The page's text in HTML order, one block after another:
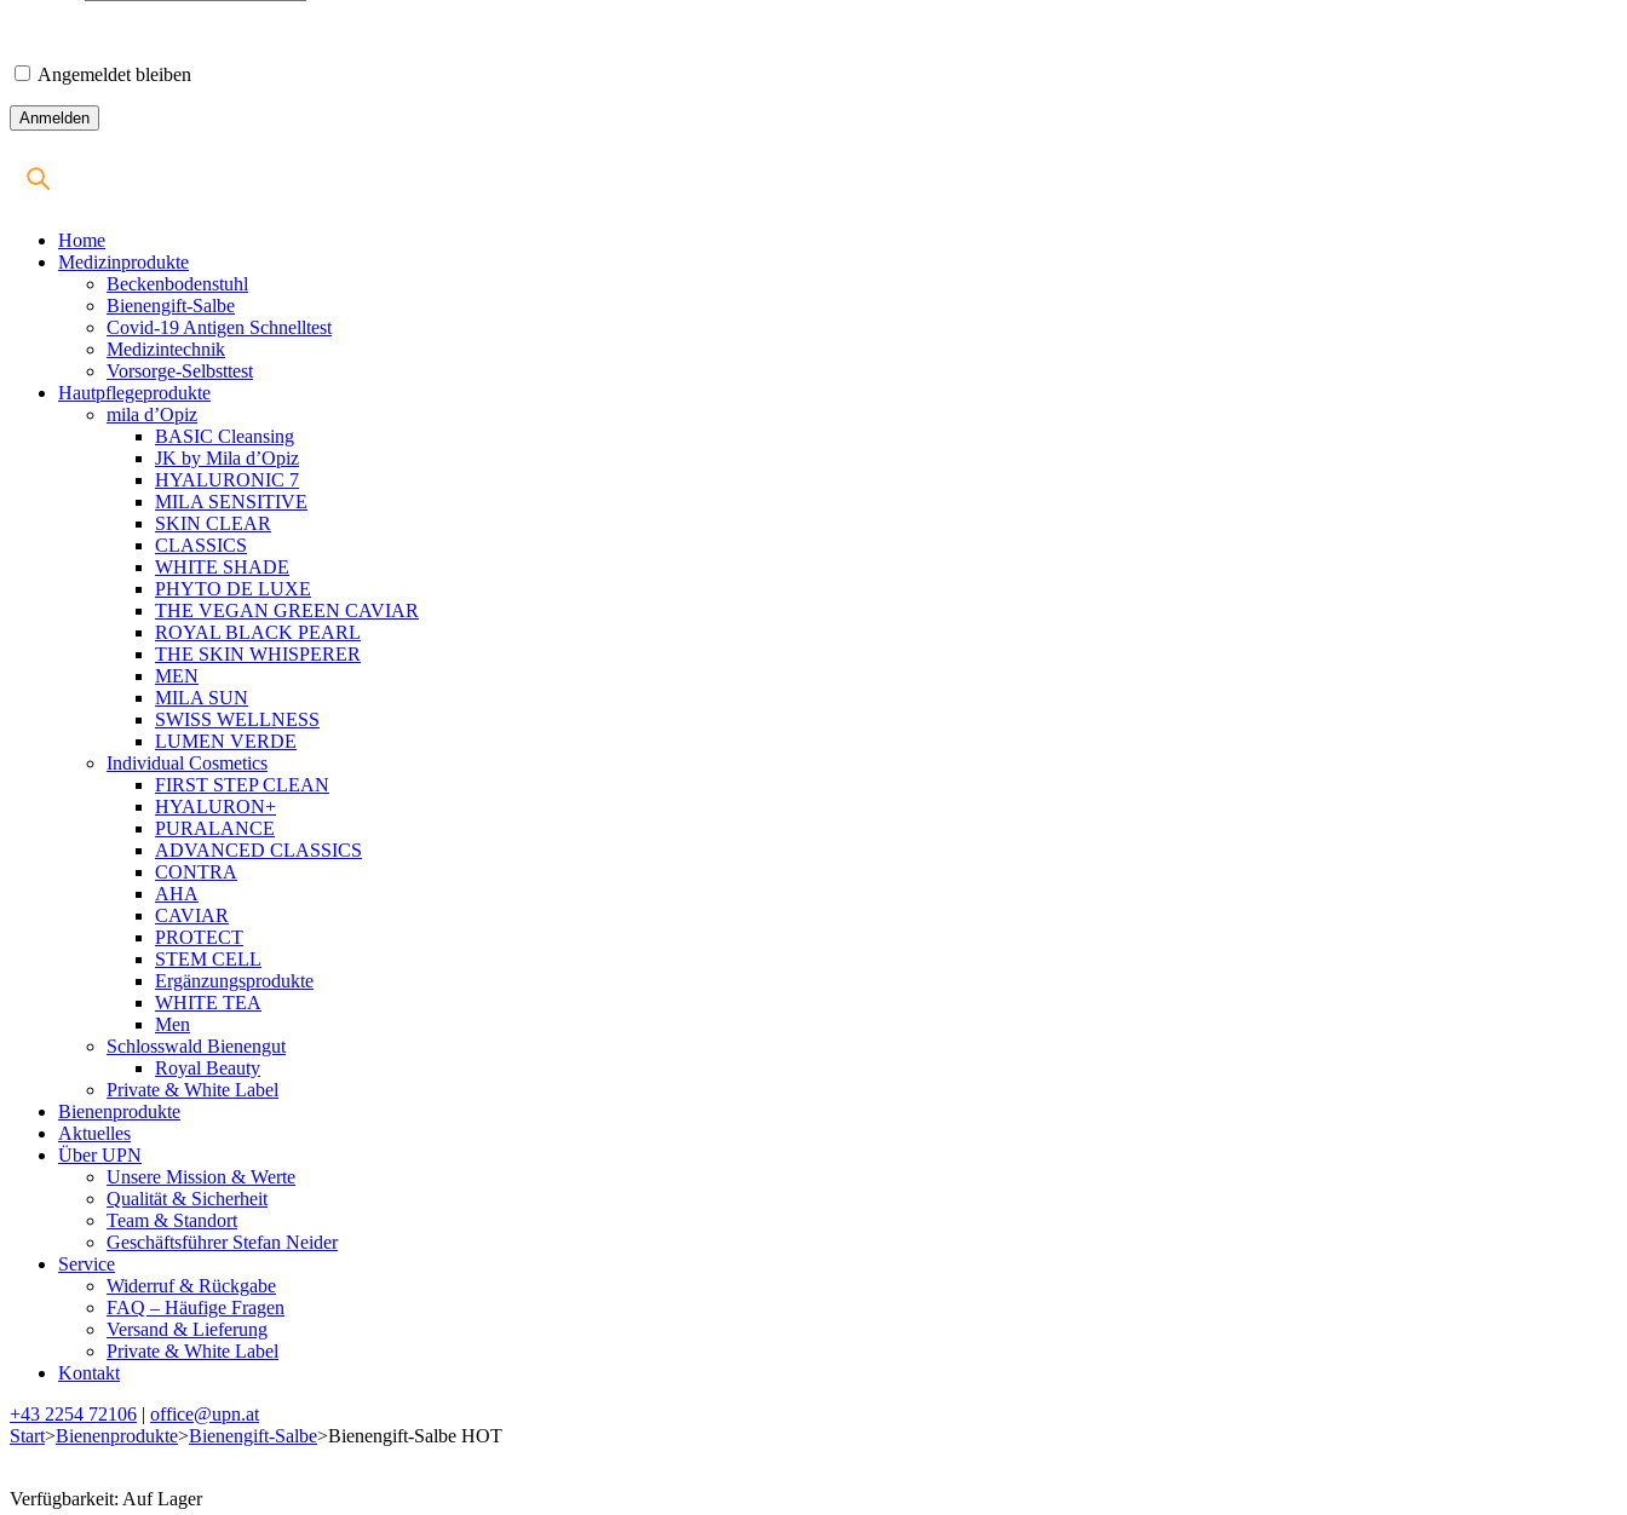
Angemeldet bleiben
Home
Medizinprodukte
Beckenbodenstuhl
Bienengift-Salbe
Covid-19 Antigen Schnelltest
Medizintechnik
Vorsorge-Selbsttest
Hautpflegeprodukte
mila d’Opiz
BASIC Cleansing
JK by Mila d’Opiz
HYALURONIC 7
MILA SENSITIVE
SKIN CLEAR
CLASSICS
WHITE SHADE
PHYTO DE LUXE
THE VEGAN GREEN CAVIAR
ROYAL BLACK PEARL
THE SKIN WHISPERER
MEN
MILA SUN
SWISS WELLNESS
LUMEN VERDE
Individual Cosmetics
FIRST STEP CLEAN
HYALURON+
PURALANCE
ADVANCED CLASSICS
CONTRA
AHA
CAVIAR
PROTECT
STEM CELL
Ergänzungsprodukte
WHITE TEA
Men
Schlosswald Bienengut
Royal Beauty
Private & White Label
Bienenprodukte
Aktuelles
Über UPN
Unsere Mission & Werte
Qualität & Sicherheit
Team & Standort
Geschäftsführer Stefan Neider
Service
Widerruf & Rückgabe
FAQ – Häufige Fragen
Versand & Lieferung
Private & White Label
Kontakt
+43 2254 72106 | office@upn.at
Start>Bienenprodukte>Bienengift-Salbe>Bienengift-Salbe HOT
Verfügbarkeit: Auf Lager